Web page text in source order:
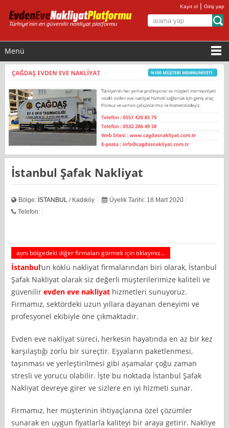
Kayıt ol |Giriş yap
Menü
İstanbul Şafak Nakliyat
Bölge: İSTANBUL / Kadıköy
Üyelik Tarihi: 18 Mart 2020
Telefon:
aynı bölgedeki diğer firmaları görmek için tıklayınız...
İstanbul‘un köklü nakliyat firmalarından biri olarak, İstanbul
Şafak Nakliyat olarak siz değerli müşterilerimize kaliteli ve
güvenilirevden eve nakliyat hizmetleri sunuyoruz.
Firmamız, sektördeki uzun yıllara dayanan deneyimi ve
profesyonel ekibiyle öne çıkmaktadır.
Evden eve nakliyat süreci, herkesin hayatında en az bir kez
karşılaştığı zorlu bir süreçtir. Eşyaların paketlenmesi,
taşınması ve yerleştirilmesi gibi aşamalar çoğu zaman
stresli ve yorucu olabilir. İşte bu noktada İstanbul Şafak
Nakliyat devreye girer ve sizlere en iyi hizmeti sunar.
Firmamız, her müşterinin ihtiyaçlarına özel çözümler
sunarak en uygun fiyatlarla kaliteyi bir araya getirir. Nakliye